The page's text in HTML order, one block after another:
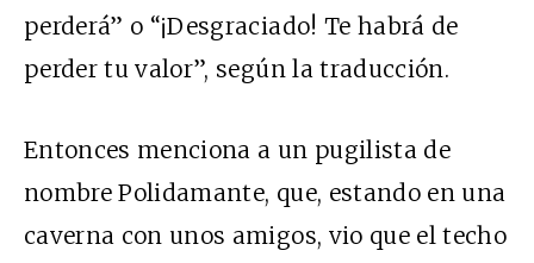
perderá” o “¡Desgraciado! Te habrá de
perder tu valor”, según la traducción.
Entonces menciona a un pugilista de
nombre Polidamante, que, estando en una
caverna con unos amigos, vio que el techo